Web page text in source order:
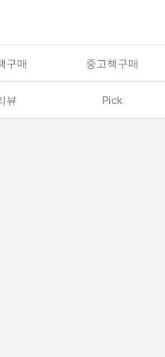
구매 중고책구매
뷰 Pick